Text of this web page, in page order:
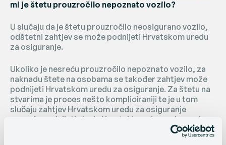
mi je štetu prouzročilo nepoznato vozilo?
U slučaju da je štetu prouzročilo neosigurano vozilo,
odštetni zahtjev se može podnijeti Hrvatskom uredu
za osiguranje.
Ukoliko je nesreću prouzročilo nepoznato vozilo, za
naknadu štete na osobama se također zahtjev može
podnijeti Hrvatskom uredu za osiguranje. Za štetu na
stvarima je proces nešto kompliciraniji te je u tom
slučaju zahtjev Hrvatskom uredu za osiguranje
moguće podnijeti ako je Hrvatski ured za osiguranje
isplatio naknadu nekome od sudionika te prometne
nesreće zbog smrti ili teških tjelesnih ozljeda koje su